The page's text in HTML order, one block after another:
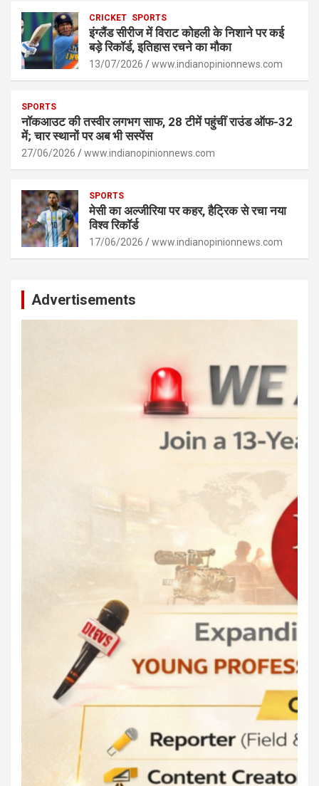
p
CRICKET SPORTS
इंग्लैंड सीरीज में विराट कोहली के निशाने पर कई
बड़े रिकॉर्ड, इतिहास रचने का मौका
13/07/2026 www.indianopinionnews.com
SPORTS
नॉकआउट की तस्वीर लगभग साफ, 28 टीमें पहुंचीं राउंड ऑफ-32
में; चार स्थानों पर अब भी सस्पेंस
27/06/2026 www.indianopinionnews.com
SPORTS
मेसी का अल्जीरिया पर कहर, हैट्रिक से रचा नया
विश्व रिकॉर्ड
17/06/2026 www.indianopinionnews.com
Advertisements